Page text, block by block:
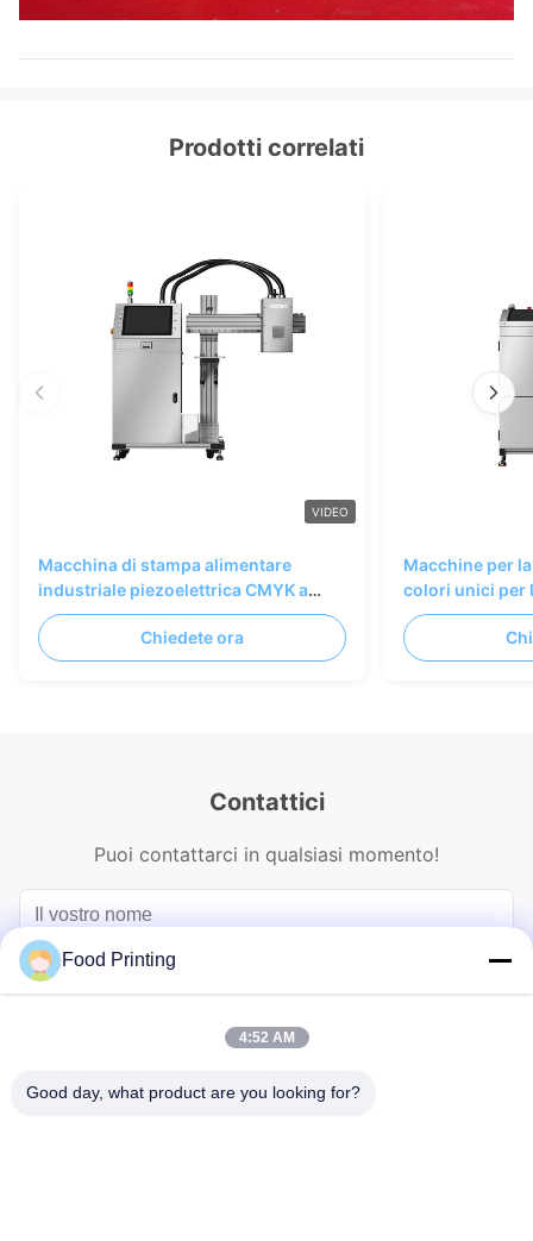
Prodotti correlati
VIDEO
Macchina di stampa alimentare
industriale piezoelettrica CMYK a
colori pieni 75m/min
Chiedete ora
Macchine per
colori unici per
industriale
600*1200dpi
Contattici
Puoi contattarci in qualsiasi momento!
Food Printing
4:52 AM
Good day, what product are you looking for?